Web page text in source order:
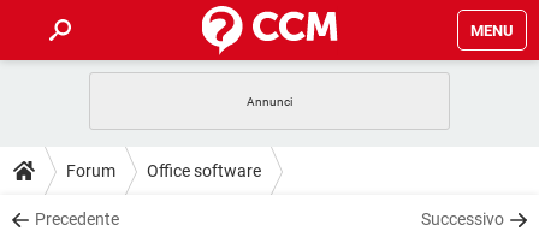
MENU
INTRATTENIMENTO
iOS
GUIDE
COVID-19
DOWNLOAD
Forum Office software
Precedente Successivo